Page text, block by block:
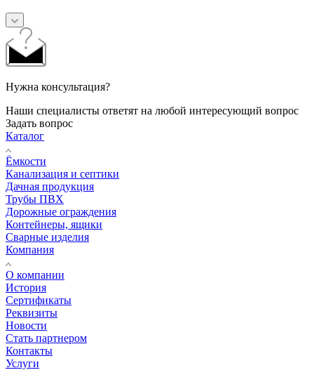
Нужна консультация?
Наши специалисты ответят на любой интересующий вопрос
Задать вопрос
Каталог
Ёмкости
Канализация и септики
Дачная продукция
Трубы ПВХ
Дорожные ограждения
Контейнеры, ящики
Сварные изделия
Компания
О компании
История
Сертификаты
Реквизиты
Новости
Стать партнером
Контакты
Услуги